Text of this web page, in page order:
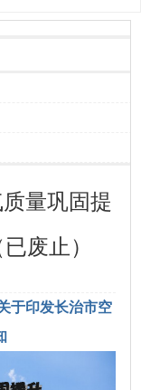
量巩固提
废止）
于印发长治市空